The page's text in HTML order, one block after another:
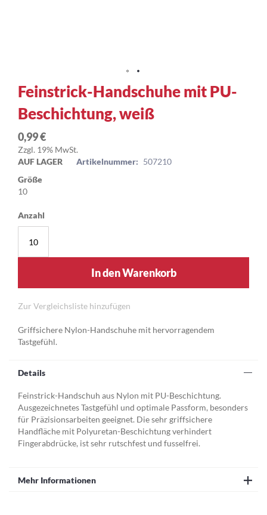
Feinstrick-Handschuhe mit PU-
Beschichtung, weiß
0,99 €
Zzgl. 19% MwSt.
AUF LAGER
Artikelnummer: 507210
Größe
10
Anzahl
In den Warenkorb
Zur Vergleichsliste hinzufügen
Griffsichere Nylon-Handschuhe mit hervorragendem
Tastgefühl.
Zum
Anfang
der
Bildergalerie
springen
Details
Feinstrick-Handschuh aus Nylon mit PU-Beschichtung.
Ausgezeichnetes Tastgefühl und optimale Passform, besonders
für Präzisionsarbeiten geeignet. Die sehr griffsichere
Handfläche mit Polyuretan-Beschichtung verhindert
Fingerabdrücke, ist sehr rutschfest und fusselfrei.
Mehr Informationen